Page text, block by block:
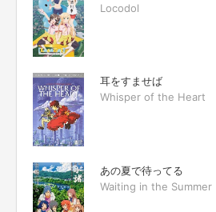
Locodol
耳をすませば
Whisper of the Heart
あの夏で待ってる
Waiting in the Summer